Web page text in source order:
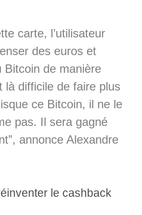
carte, l’utilisateur
des euros et
Bitcoin de manière
là difficile de faire plus
ce Bitcoin, il ne le
pas. Il sera gagné
annonce Alexandre
le cashback